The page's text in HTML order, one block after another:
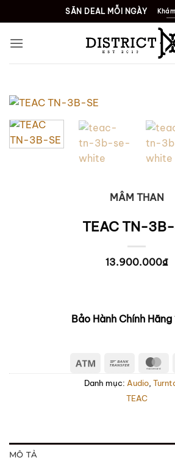
qua
nội
SĂN DEAL MỖI NGÀY
MÂM THAN
TEAC TN-
13.900.000₫
Bảo Hành Chính Hãng
Atm
Bank
Transfer
Danh mục: Audio
TEAC
MÔ TẢ